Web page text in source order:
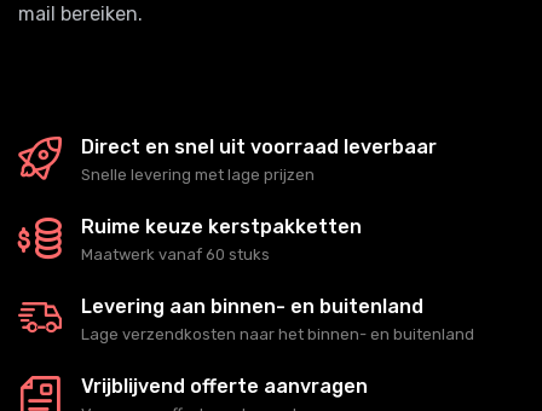
mail bereiken.
Direct en snel uit voorraad leverbaar
Snelle levering met lage prijzen
Ruime keuze kerstpakketten
Maatwerk vanaf 60 stuks
Levering aan binnen- en buitenland
Lage verzendkosten naar het binnen- en buitenland
Vrijblijvend offerte aanvragen